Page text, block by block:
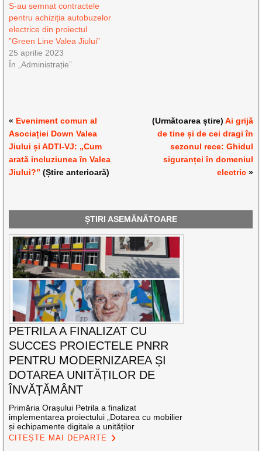
S-au semnat contractele
pentru achiziția autobuzelor
electrice din proiectul
”Green Line Valea Jiului”
25 aprilie 2023
În „Administrație”
« Eveniment comun al
Asociației Down Valea
Jiului și ADTI-VJ: „Cum
arată incluziunea în Valea
Jiului?” (Știre anterioară)
(Următoarea știre) Ai grijă
de tine și de cei dragi în
sezonul rece: Ghidul
siguranței în domeniul
electric»
ȘTIRI ASEMĂNĂTOARE
PETRILA A FINALIZAT CU
SUCCES PROIECTELE PNRR
PENTRU MODERNIZAREA ȘI
DOTAREA UNITĂȚILOR DE
ÎNVĂȚĂMÂNT
Primăria Orașului Petrila a finalizat
implementarea proiectului „Dotarea cu mobilier
și echipamente digitale a unităților
CITEȘTE MAI DEPARTE